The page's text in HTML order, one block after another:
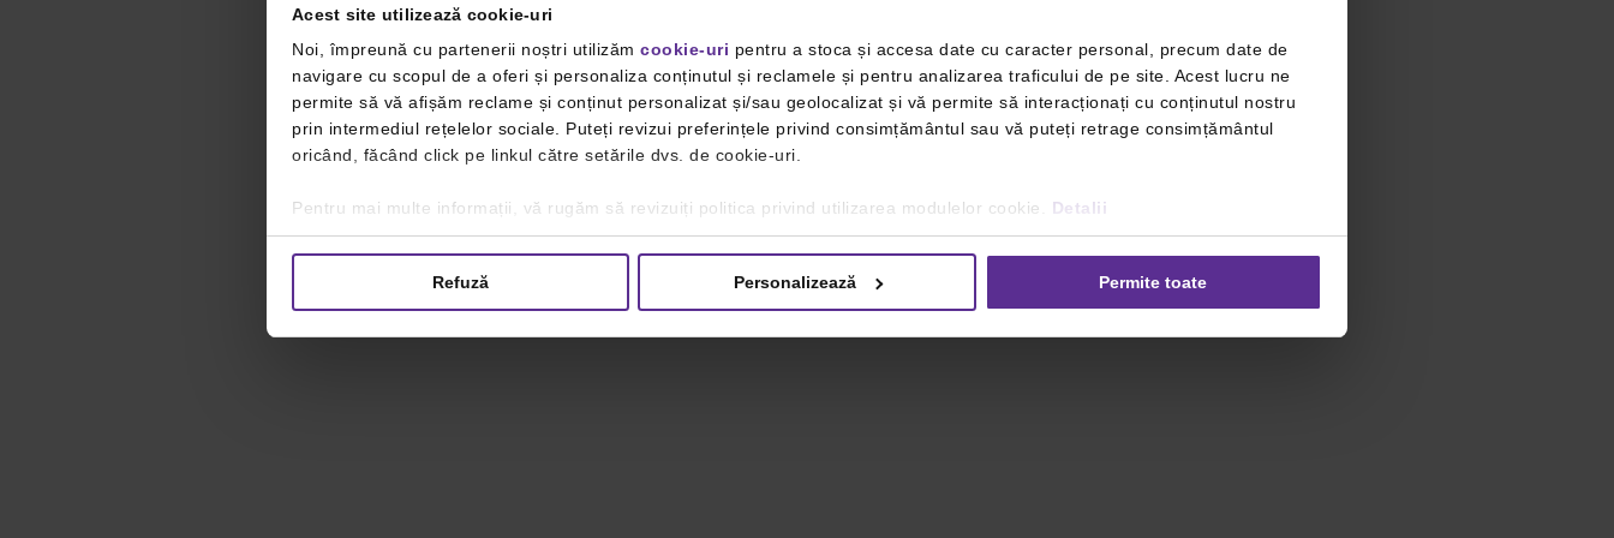
Acest site utilizează cookie-uri
Noi, împreună cu partenerii noștri utilizăm cookie-uri pentru a stoca și accesa date cu caracter personal, precum date de
navigare cu scopul de a oferi și personaliza conținutul și reclamele și pentru analizarea traficului de pe site. Acest lucru ne
permite să vă afișăm reclame și conținut personalizat și/sau geolocalizat și vă permite să interacționați cu conținutul nostru
prin intermediul rețelelor sociale. Puteți revizui preferințele privind consimțământul sau vă puteți retrage consimțământul
oricând, făcând click pe linkul către setările dvs. de cookie-uri.
Pentru mai multe informații, vă rugăm să revizuiți politica privind utilizarea modulelor cookie. Detalii
Refuză Personalizează Permite toate